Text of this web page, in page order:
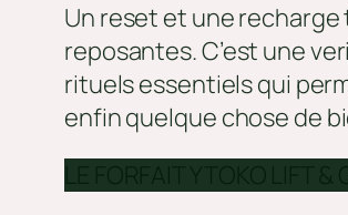
Un reset et une
reposantes. C’est une
rituels essentiels qui
enfin quelque chose de